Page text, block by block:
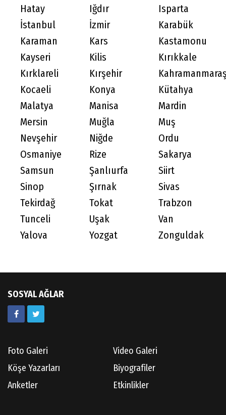
Hatay
Iğdır
Isparta
İstanbul
İzmir
Karabük
Karaman
Kars
Kastamonu
Kayseri
Kilis
Kırıkkale
Kırklareli
Kırşehir
Kocaeli
Konya
Kütahya
Malatya
Manisa
Mardin
Mersin
Muğla
Muş
Nevşehir
Niğde
Ordu
Osmaniye
Rize
Sakarya
Samsun
Şanlıurfa
Siirt
Sinop
Şırnak
Sivas
Tekirdağ
Tokat
Trabzon
Tunceli
Uşak
Van
Yalova
Yozgat Zonguldak
SOSYAL AĞLAR
Foto Galeri
Video Galeri
Köşe Yazarları
Biyografiler
Anketler
Etkinlikler